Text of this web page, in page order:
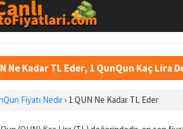
Ne Kadar TL Eder, 1 QunQun Kaç Lira
Fiyatı Nedir› 1 QUN Ne Kadar TL Eder